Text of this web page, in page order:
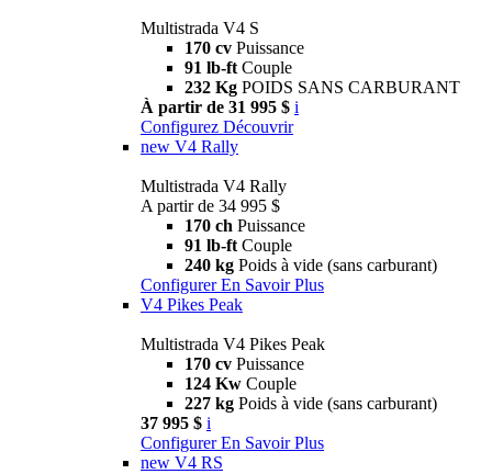
Multistrada V4 S
170 cv Puissance
91 lb-ft Couple
232 Kg POIDS SANS CARBURANT
À partir de 31 995 $ i
Configurez Découvrir
new V4 Rally
Multistrada V4 Rally
A partir de 34 995 $
170 ch Puissance
91 lb-ft Couple
240 kg Poids à vide (sans carburant)
Configurer En Savoir Plus
V4 Pikes Peak
Multistrada V4 Pikes Peak
170 cv Puissance
124 Kw Couple
227 kg Poids à vide (sans carburant)
37 995 $ i
Configurer En Savoir Plus
new V4 RS